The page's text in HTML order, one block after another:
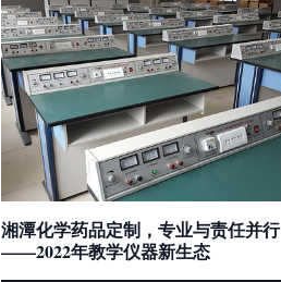
湘潭化学药品定制，专业与责任并行
——2022年教学仪器新生态